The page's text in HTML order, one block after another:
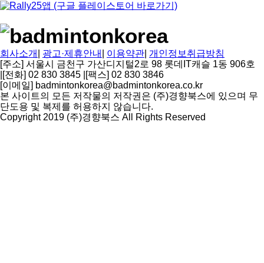
회사소개 광고·제휴안내 이용약관 개인정보취급방침
[주소] 서울시 금천구 가산디지털2로 98 롯데IT캐슬 1동 906호
[전화] 02 830 3845 [팩스] 02 830 3846
[이메일] badmintonkorea@badmintonkorea.co.kr
본 사이트의 모든 저작물의 저작권은 (주)경향북스에 있으며 무
단도용 및 복제를 허용하지 않습니다.
Copyright 2019 (주)경향북스 All Rights Reserved